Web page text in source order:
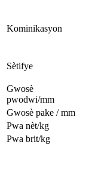
Kominikasyon
Sètifye
Gwosè
pwodwi/mm
Gwosè pake / mm
Pwa nèt/kg
Pwa brit/kg